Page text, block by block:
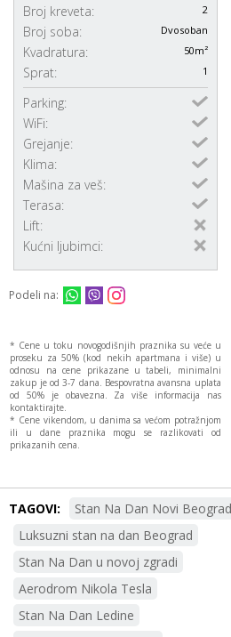
Broj kreveta: 2
Broj soba: Dvosoban
Kvadratura: 50m²
Sprat: 1
Parking:
WiFi:
Grejanje:
Klima:
Mašina za veš:
Terasa:
Lift:
Kućni ljubimci:
Podeli na:
* Cene u toku novogodišnjih praznika su veće u
proseku za 50% (kod nekih apartmana i više) u
odnosu na cene prikazane u tabeli, minimalni
zakup je od 3-7 dana. Bespovratna avansna uplata
od 50% je obavezna. Za više informacija nas
kontaktirajte.
* Cene vikendom, u danima sa većom potražnjom
ili u dane praznika mogu se razlikovati od
prikazanih cena.
TAGOVI:
Stan Na Dan Novi Beograd
Luksuzni stan na dan Beograd
Stan Na Dan u novoj zgradi
Aerodrom Nikola Tesla
Stan Na Dan Ledine